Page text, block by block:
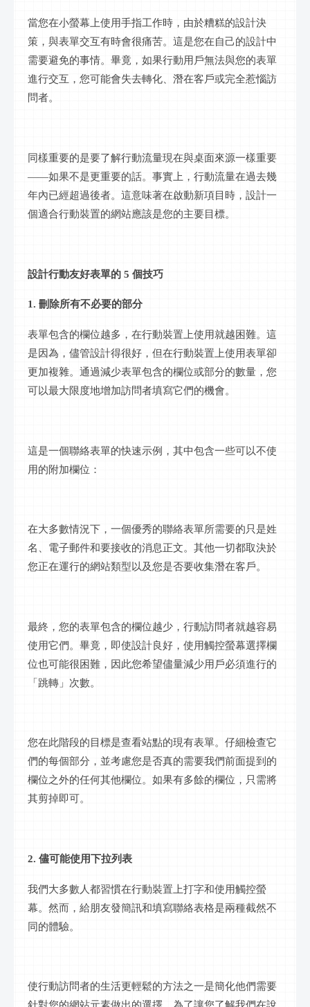
當您在小螢幕上使用手指工作時，由於糟糕的設計決
策，與表單交互有時會很痛苦。這是您在自己的設計中
需要避免的事情。畢竟，如果行動用戶無法與您的表單
進行交互，您可能會失去轉化、潛在客戶或完全惹惱訪
問者。
同樣重要的是要了解行動流量現在與桌面來源一樣重要
——如果不是更重要的話。事實上，行動流量在過去幾
年內已經超過後者。這意味著在啟動新項目時，設計一
個適合行動裝置的網站應該是您的主要目標。
設計行動友好表單的 5 個技巧
1. 刪除所有不必要的部分
表單包含的欄位越多，在行動裝置上使用就越困難。這
是因為，儘管設計得很好，但在行動裝置上使用表單卻
更加複雜。通過減少表單包含的欄位或部分的數量，您
可以最大限度地增加訪問者填寫它們的機會。
這是一個聯絡表單的快速示例，其中包含一些可以不使
用的附加欄位：
在大多數情況下，一個優秀的聯絡表單所需要的只是姓
名、電子郵件和要接收的消息正文。其他一切都取決於
您正在運行的網站類型以及您是否要收集潛在客戶。
最終，您的表單包含的欄位越少，行動訪問者就越容易
使用它們。畢竟，即使設計良好，使用觸控螢幕選擇欄
位也可能很困難，因此您希望儘量減少用戶必須進行的
「跳轉」次數。
您在此階段的目標是查看站點的現有表單。仔細檢查它
們的每個部分，並考慮您是否真的需要我們前面提到的
欄位之外的任何其他欄位。如果有多餘的欄位，只需將
其剪掉即可。
2. 儘可能使用下拉列表
我們大多數人都習慣在行動裝置上打字和使用觸控螢
幕。然而，給朋友發簡訊和填寫聯絡表格是兩種截然不
同的體驗。
使行動訪問者的生活更輕鬆的方法之一是簡化他們需要